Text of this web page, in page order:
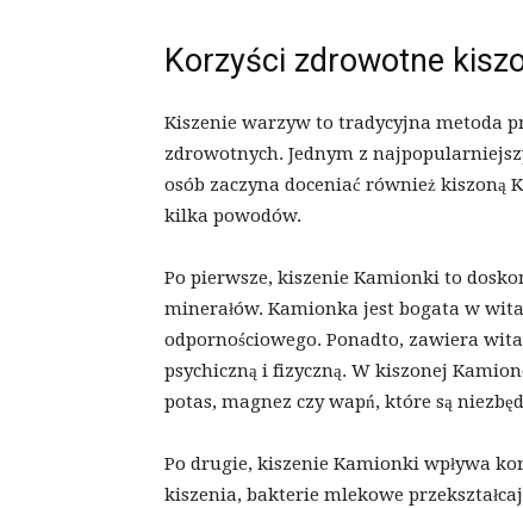
Korzyści zdrowotne
Kiszenie warzyw to tradycyjna metoda
zdrowotnych. Jednym z
osób zaczyna doceniać również kiszoną
kilka powodów.
Po pierwsze, kiszenie Kamionki to
minerałów. Kamionka jest bogata w
odpornościowego. Ponadto, zawiera
psychiczną i fizyczną. W kiszonej
potas, magnez czy wapń, które są
Po drugie, kiszenie Kamionki wpływa
kiszenia, bakterie mlekowe